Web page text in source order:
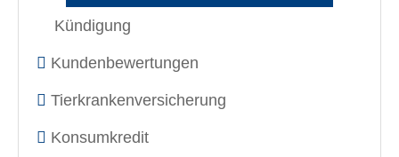
Kündigung
Kundenbewertungen
Tierkrankenversicherung
Konsumkredit